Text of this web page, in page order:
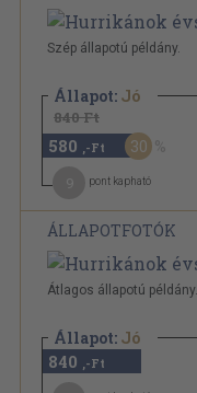
Szép állapotú példány.
Állapot: Jó
840 Ft
580 ,-Ft 30
pont kapható
ÁLLAPOTFOTÓK
Átlagos állapotú példány.
Állapot: Jó
840 ,-Ft